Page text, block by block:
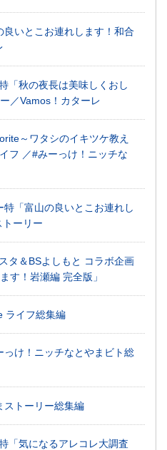
いとこお連れします！和合
「秋の夜長は美味しくおし
／Vamos！カターレ
～ワタシのイキツケ教え
フ ／#みーっけ！ニッチな
「富山の良いとこお連れし
トーリー
タ＆BSよしもと コラボ企画
す！岩瀬編 完全版」
ライフ総集編
け！ニッチなとやまビト総
トーリー総集編
「気になるアレコレ大調査